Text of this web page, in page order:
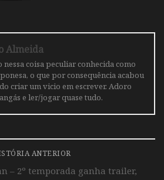
Almeida
nessa coisa peculiar conhecida como
o que por consequência acabou
criar um vicio em escrever. Adoro
e ler/jogar quase tudo.
ANTERIOR
– 2º temporada ganha trailer,